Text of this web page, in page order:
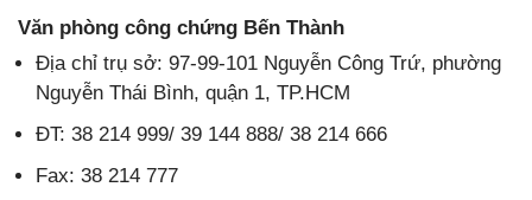
Văn phòng công chứng Bến Thành
Địa chỉ trụ sở: 97-99-101 Nguyễn Công Trứ, phường
Nguyễn Thái Bình, quận 1, TP.HCM
ĐT: 38 214 999/ 39 144 888/ 38 214 666
Fax: 38 214 777